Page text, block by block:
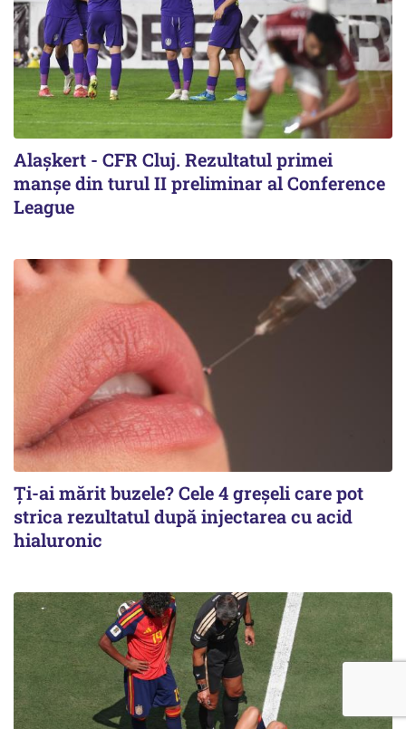
Alaşkert - CFR Cluj. Rezultatul primei
manșe din turul II preliminar al Conference
League
Ți-ai mărit buzele? Cele 4 greșeli care pot
strica rezultatul după injectarea cu acid
hialuronic